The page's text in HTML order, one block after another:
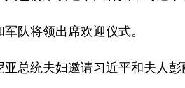
将领出席欢迎仪式。
统夫妇邀请习近平和夫人彭